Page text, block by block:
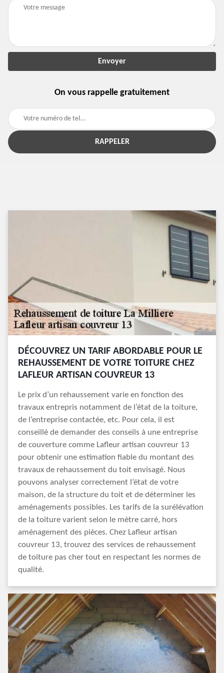
On vous rappelle gratuitement
DÉCOUVREZ UN TARIF ABORDABLE POUR LE
REHAUSSEMENT DE VOTRE TOITURE CHEZ
LAFLEUR ARTISAN COUVREUR 13
Le prix d’un rehaussement varie en fonction des
travaux entrepris notamment de l’état de la toiture,
de l’entreprise contactée, etc. Pour cela, il est
conseillé de demander des conseils à une entreprise
de couverture comme Lafleur artisan couvreur 13
pour obtenir une estimation fiable du montant des
travaux de rehaussement du toit envisagé. Nous
pouvons analyser correctement l’état de votre
maison, de la structure du toit et de déterminer les
aménagements possibles. Les tarifs de la surélévation
de la toiture varient selon le mètre carré, hors
aménagement des pièces. Chez Lafleur artisan
couvreur 13, trouvez des services de rehaussement
de toiture pas cher tout en respectant les normes de
qualité.